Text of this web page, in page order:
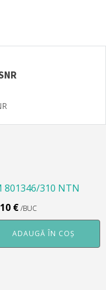
801346/310 NTN
€/BUC
ADAUGĂ ÎN COȘ